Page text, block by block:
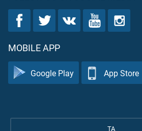
MOBILE APP
Google Play App Store
TA